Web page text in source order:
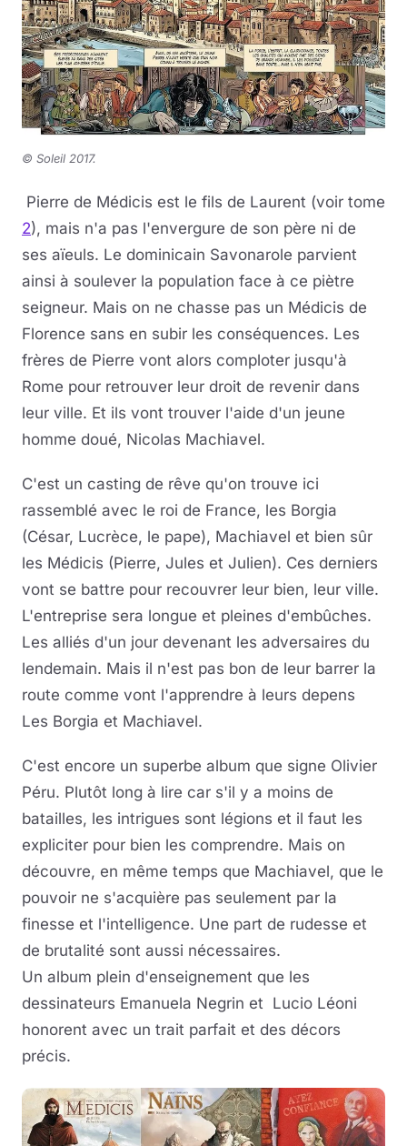
© Soleil 2017.
Pierre de Médicis est le fils de Laurent (voir tome
2), mais n'a pas l'envergure de son père ni de
ses aïeuls. Le dominicain Savonarole parvient
ainsi à soulever la population face à ce piètre
seigneur. Mais on ne chasse pas un Médicis de
Florence sans en subir les conséquences. Les
frères de Pierre vont alors comploter jusqu'à
Rome pour retrouver leur droit de revenir dans
leur ville. Et ils vont trouver l'aide d'un jeune
homme doué, Nicolas Machiavel.
C'est un casting de rêve qu'on trouve ici
rassemblé avec le roi de France, les Borgia
(César, Lucrèce, le pape), Machiavel et bien sûr
les Médicis (Pierre, Jules et Julien). Ces derniers
vont se battre pour recouvrer leur bien, leur ville.
L'entreprise sera longue et pleines d'embûches.
Les alliés d'un jour devenant les adversaires du
lendemain. Mais il n'est pas bon de leur barrer la
route comme vont l'apprendre à leurs depens
Les Borgia et Machiavel.
C'est encore un superbe album que signe Olivier
Péru. Plutôt long à lire car s'il y a moins de
batailles, les intrigues sont légions et il faut les
expliciter pour bien les comprendre. Mais on
découvre, en même temps que Machiavel, que le
pouvoir ne s'acquière pas seulement par la
finesse et l'intelligence. Une part de rudesse et
de brutalité sont aussi nécessaires.
Un album plein d'enseignement que les
dessinateurs Emanuela Negrin et Lucio Léoni
honorent avec un trait parfait et des décors
précis.